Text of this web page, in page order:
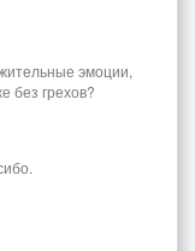
эмоции,
без грехов?